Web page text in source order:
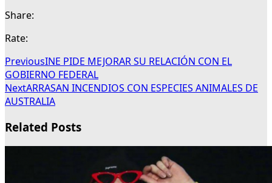
Share:
Rate:
PreviousINE PIDE MEJORAR SU RELACIÓN CON EL
GOBIERNO FEDERAL
NextARRASAN INCENDIOS CON ESPECIES ANIMALES DE
AUSTRALIA
Related Posts